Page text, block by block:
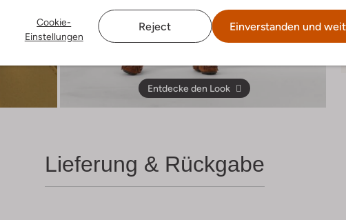
Cookie-
Einstellungen
Reject Einverstanden und
Entdecke den Look
Lieferung & Rückgabe